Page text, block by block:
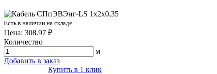
Есть в наличии на складе
Цена: 308.97 ₽
Количество
м
Добавить в заказ
Купить в 1 клик